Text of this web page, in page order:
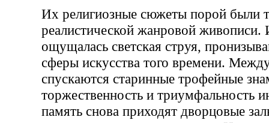
Их религиозные сюжеты порой были
реалистической жанровой живописи.
ощущалась светская струя,
сферы искусства того времени.
спускаются старинные трофейные
торжественность и триумфальность
память снова приходят дворцовые